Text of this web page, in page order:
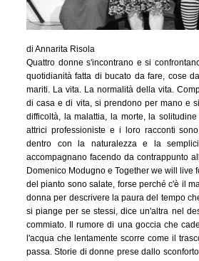
di Annarita Risola
Quattro donne s'incontrano e si
quotidianità fatta di bucato da fare, cose
mariti. La vita. La normalità della vita.
di casa e di vita, si prendono per mano e
difficoltà, la malattia, la morte, la
attrici professioniste e i loro racconti
dentro con la naturalezza e la
accompagnano facendo da contrappunto
Domenico Modugno e Together we will live
del pianto sono salate, forse perché c'è il
donna per descrivere la paura del tempo
si piange per se stessi, dice un'altra nel
commiato. Il rumore di una goccia che
l'acqua che lentamente scorre come il
passa. Storie di donne prese dallo